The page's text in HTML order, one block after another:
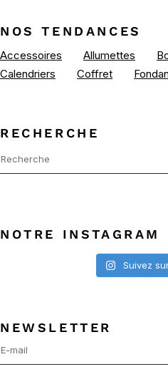
NOS TENDANCES
Accessoires Allumettes
Calendriers
Coffret
RECHERCHE
NOTRE INSTAGRAM
Suivez
NEWSLETTER